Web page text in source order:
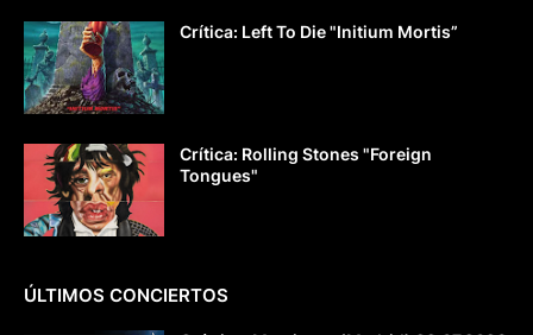
Crítica: Left To Die "Initium Mortis”
Crítica: Rolling Stones "Foreign
Tongues"
ÚLTIMOS CONCIERTOS